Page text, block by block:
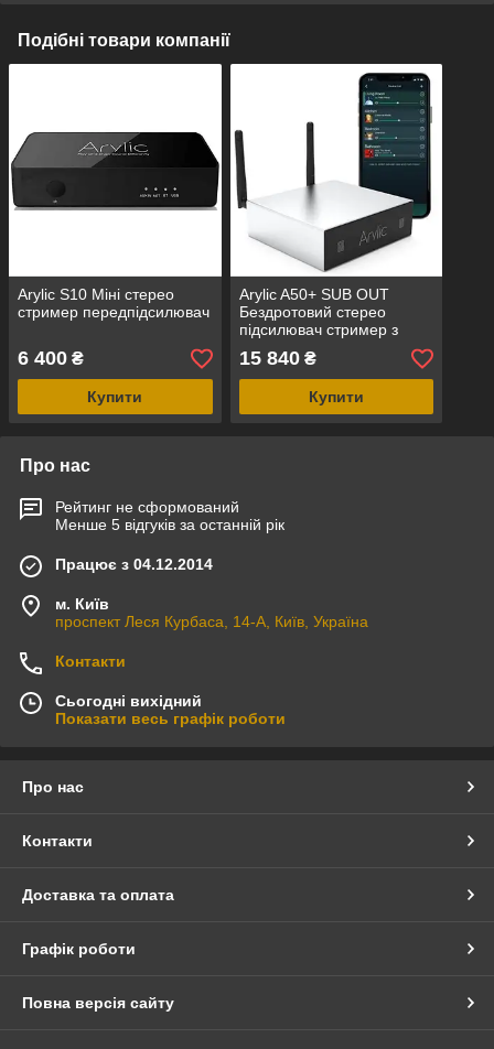
Подібні товари компанії
Arylic S10 Міні стерео
стример передпідсилювач
6 400 ₴
Купити
Arylic A50+ SUB OUT
Бездротовий стерео
підсилювач стример з
функцією мультирум
15 840₴
Купити
Про нас
Рейтинг не сформований
Менше 5 відгуків за останній рік
Працює з 04.12.2014
м. Київ
проспект Леся Курбаса, 14-А, Київ, Україна
Контакти
Сьогодні вихідний
Показати весь графік роботи
Про нас
Контакти
Доставка та оплата
Графік роботи
Повна версія сайту